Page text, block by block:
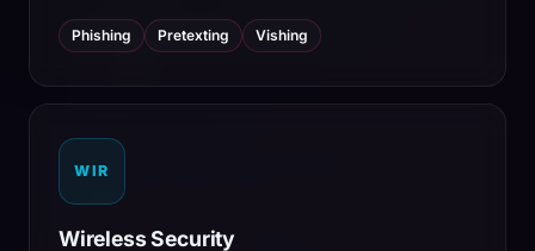
Phishing Pretexting Vishing
WIR
Wireless Security